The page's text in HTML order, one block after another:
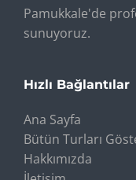
Pamukkale'de
sunuyoruz.
Hızlı Bağlantılar
Ana Sayfa
Bütün Turları
Hakkımızda